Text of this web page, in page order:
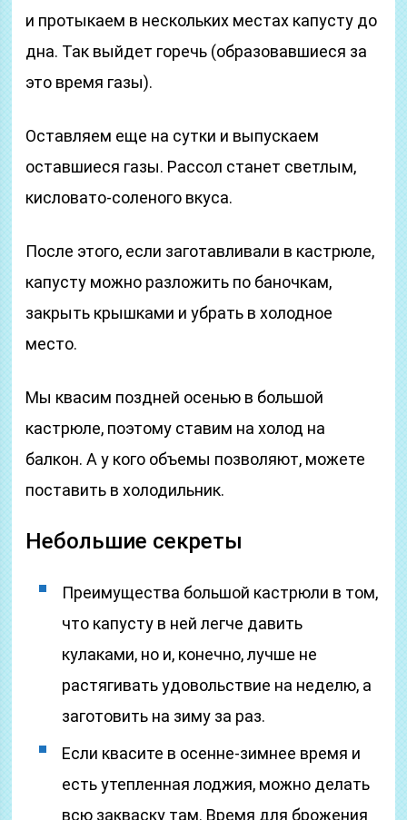
и протыкаем в нескольких местах капусту до
дна. Так выйдет горечь (образовавшиеся за
это время газы).
Оставляем еще на сутки и выпускаем
оставшиеся газы. Рассол станет светлым,
кисловато-соленого вкуса.
После этого, если заготавливали в кастрюле,
капусту можно разложить по баночкам,
закрыть крышками и убрать в холодное
место.
Мы квасим поздней осенью в большой
кастрюле, поэтому ставим на холод на
балкон. А у кого объемы позволяют, можете
поставить в холодильник.
Небольшие секреты
Преимущества большой кастрюли в том,
что капусту в ней легче давить
кулаками, но и, конечно, лучше не
растягивать удовольствие на неделю, а
заготовить на зиму за раз.
Если квасите в осенне-зимнее время и
есть утепленная лоджия, можно делать
всю закваску там. Время для брожения